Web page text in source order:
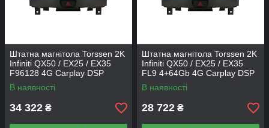
Штатна магнітола Torssen 2K
Infiniti QX50 / EX25 / EX35
F96128 4G Carplay DSP
В наявності
34 322 ₴
Штатна магнітола Torssen 2K
Infiniti QX50 / EX25 / EX35
FL9 4+64Gb 4G Carplay DSP
В наявності
28 722 ₴